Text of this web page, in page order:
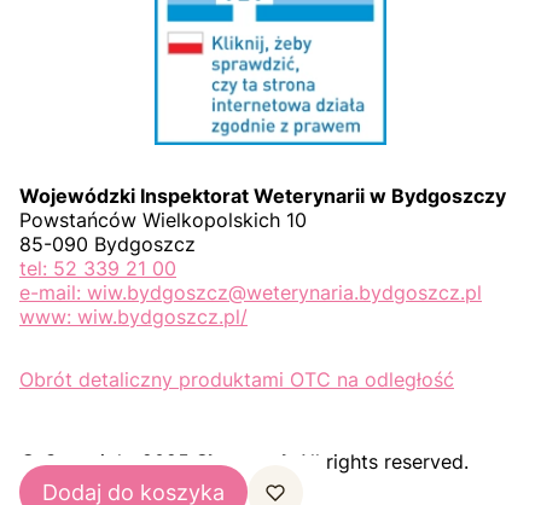
Wojewódzki Inspektorat Weterynarii w Bydgoszczy
Powstańców Wielkopolskich 10
85-090 Bydgoszcz
tel: 52 339 21 00
e-mail: wiw.bydgoszcz@weterynaria.bydgoszcz.pl
www: wiw.bydgoszcz.pl/
Obrót detaliczny produktami OTC na odległość
© Copyright 2025Shoper.pl . All rights reserved.
Dodaj do koszyka